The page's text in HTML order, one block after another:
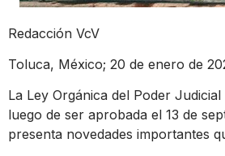
Redacción VcV
Toluca, México; 20 de enero de
La Ley Orgánica del Poder
luego de ser aprobada el 13 de
presenta novedades importantes